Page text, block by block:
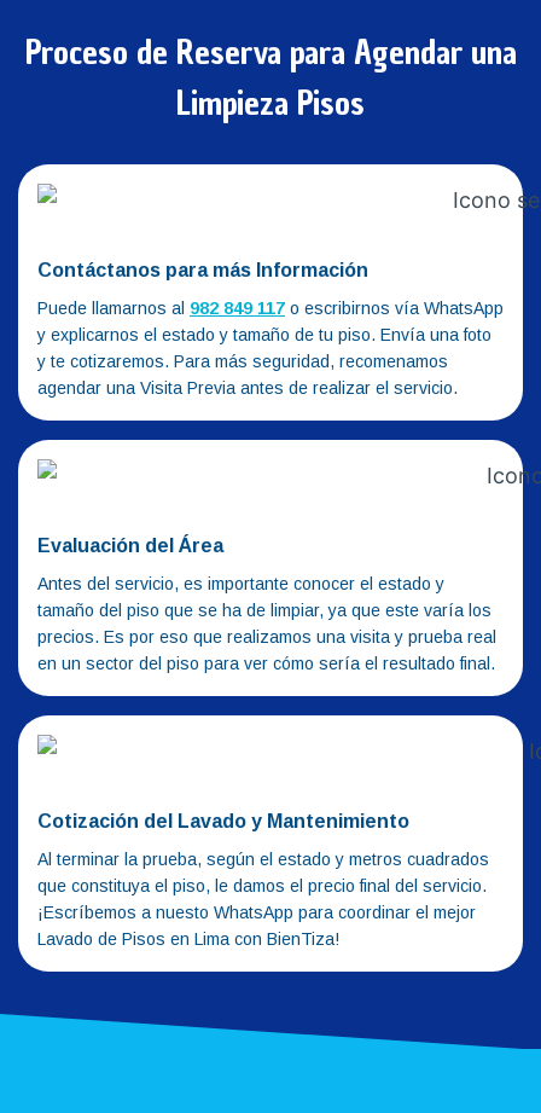
Proceso de Reserva para Agendar una
Limpieza Pisos
Contáctanos para más Información
Puede llamarnos al 982 849 117 o escribirnos vía WhatsApp
y explicarnos el estado y tamaño de tu piso. Envía una foto
y te cotizaremos. Para más seguridad, recomenamos
agendar una Visita Previa antes de realizar el servicio.
Evaluación del Área
Antes del servicio, es importante conocer el estado y
tamaño del piso que se ha de limpiar, ya que este varía los
precios. Es por eso que realizamos una visita y prueba real
en un sector del piso para ver cómo sería el resultado final.
Cotización del Lavado y Mantenimiento
Al terminar la prueba, según el estado y metros cuadrados
que constituya el piso, le damos el precio final del servicio.
¡Escríbemos a nuesto WhatsApp para coordinar el mejor
Lavado de Pisos en Lima con BienTiza!